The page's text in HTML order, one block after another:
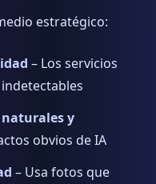
estratégico:
– Los servicios
naturales y
obvios de IA
– Usa fotos que